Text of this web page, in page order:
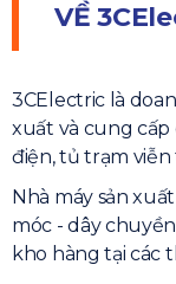
VỀ
3CElectric là
xuất và cung cấp
điện, tủ trạm viễn
Nhà máy sản
móc - dây
kho hàng tại các